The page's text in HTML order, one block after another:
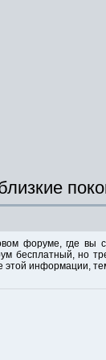
форуме, где вы
бесплатный, но
информации,